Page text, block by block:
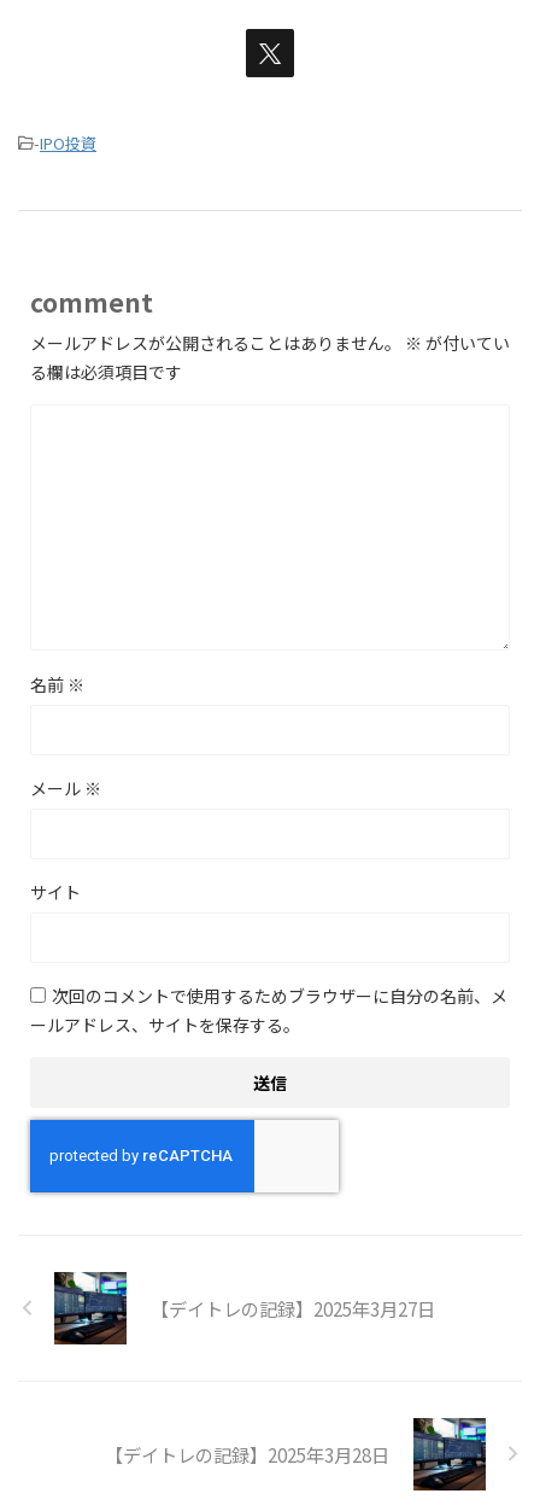
-IPO投資
comment
メールアドレスが公開されることはありません。 ※ が付いてい
る欄は必須項目です
名前 ※
メール ※
サイト
次回のコメントで使用するためブラウザーに自分の名前、メ
ールアドレス、サイトを保存する。
【デイトレの記録】2025年3月27日
【デイトレの記録】2025年3月28日